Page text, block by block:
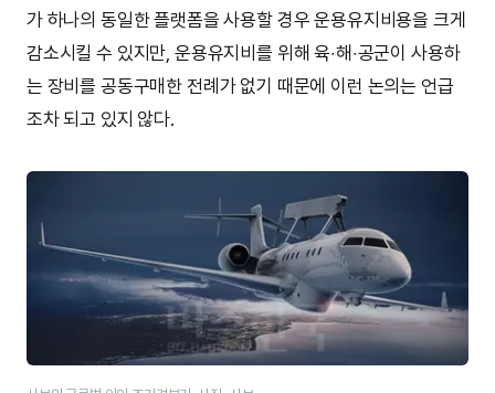
가 하나의 동일한 플랫폼을 사용할 경우 운용유지비용을 크게
감소시킬 수 있지만, 운용유지비를 위해 육‧해‧공군이 사용하
는 장비를 공동구매한 전례가 없기 때문에 이런 논의는 언급
조차 되고 있지 않다.